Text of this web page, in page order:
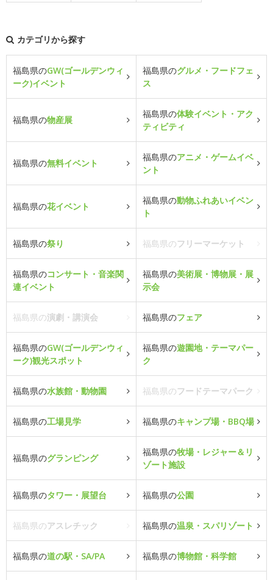
カテゴリから探す
福島県のGW(ゴールデンウィ
ーク)イベント
福島県のグルメ・フードフェ
ス
福島県の物産展
福島県の体験イベント・アク
ティビティ
福島県の無料イベント
福島県のアニメ・ゲームイベ
ント
福島県の花イベント
福島県の動物ふれあいイベン
ト
福島県の祭り 福島県のフリーマーケット
福島県のコンサート・音楽関
連イベント
福島県の美術展・博物展・展
示会
福島県の演劇・講演会 福島県のフェア
福島県のGW(ゴールデンウィ
ーク)観光スポット
福島県の遊園地・テーマパー
ク
福島県の水族館・動物園 福島県のフードテーマパーク
福島県の工場見学 福島県のキャンプ場・BBQ場
福島県のグランピング
福島県の牧場・レジャー＆リ
ゾート施設
福島県のタワー・展望台 福島県の公園
福島県のアスレチック 福島県の温泉・スパリゾート
福島県の道の駅・SA/PA 福島県の博物館・科学館